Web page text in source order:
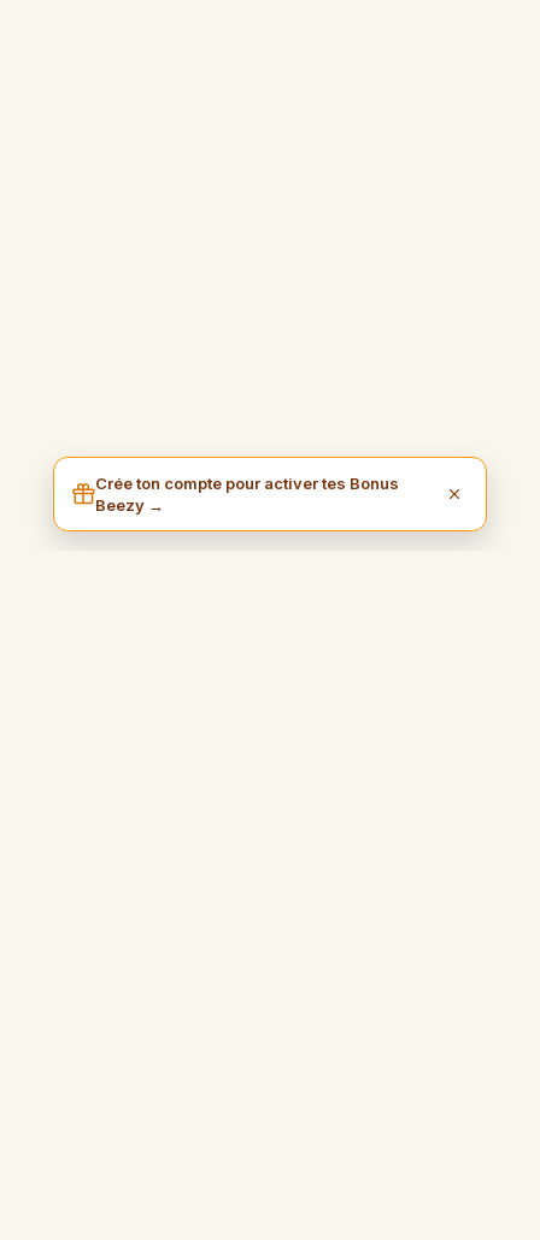
Crée ton compte pour activer tes Bonus
Beezy →